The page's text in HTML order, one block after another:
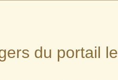
du portail